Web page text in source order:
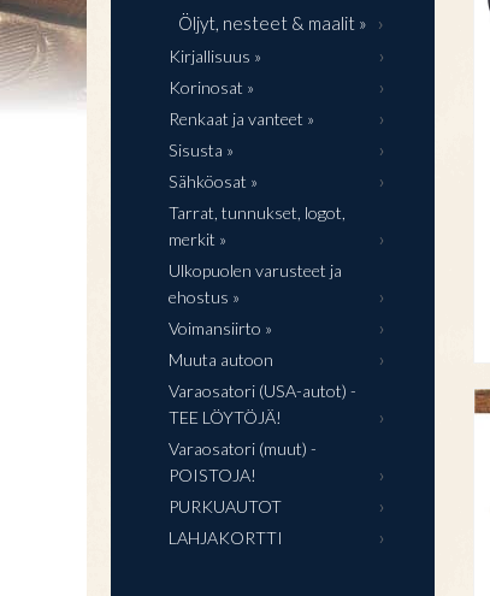
Öljyt, nesteet & maalit »
Kirjallisuus »
Korinosat »
Renkaat ja vanteet »
Sisusta »
Sähköosat »
Tarrat, tunnukset, logot,
merkit »
Ulkopuolen varusteet ja
ehostus »
Voimansiirto »
Muuta autoon
Varaosatori (USA-autot) -
TEE LÖYTÖJÄ!
Varaosatori (muut) -
POISTOJA!
PURKUAUTOT
LAHJAKORTTI